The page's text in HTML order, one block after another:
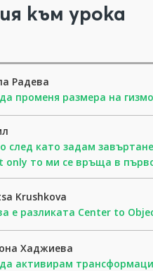
към урока
Радева
променя размера на
след като задам
only то ми се връща в
Krushkova
е разликата Center to
Хаджиева
активирам